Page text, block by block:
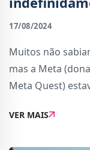
17/08/2024
Muitos não
mas a Meta
Meta Quest)
virtual.A versão
VER MAIS